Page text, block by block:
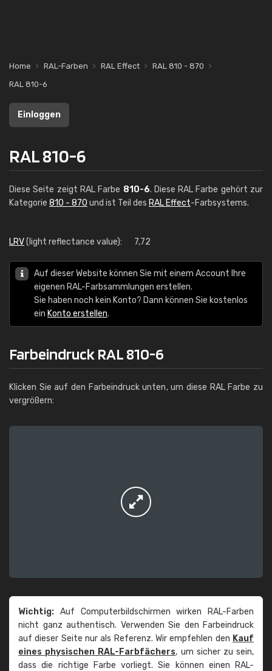
Home RAL-Farben RAL Effect
RAL 810 - 870
RAL 810-6
Einloggen
RAL 810-6
Diese Seite zeigt RAL Farbe 810-6. Diese RAL Farbe gehört zur
Kategorie 810 - 870 und ist Teil des RAL Effect-Farbsystems.
LRV(light reflectance value): 7,72
Auf dieser Website können Sie mit einem Account Ihre
eigenen RAL-Farbsammlungen erstellen.
Sie haben noch kein Konto? Dann können Sie kostenlos
ein Konto erstellen.
Farbeindruck RAL 810-6
Klicken Sie auf den Farbeindruck unten, um diese RAL Farbe zu
vergrößern:
Wichtig: Auf Computerbildschirmen wirken RAL-Farben
nicht ganz authentisch. Verwenden Sie den Farbeindruck
auf dieser Seite nur als Referenz. Wir empfehlen den Kauf
eines physischen RAL-Farbfächers, um sicher zu sein,
dass die richtige Farbe vorliegt. Sie können einen RAL-